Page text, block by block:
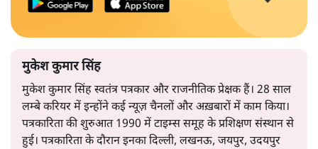
मुकेश कुमार सिंह
मुकेश कुमार सिंह स्वतंत्र पत्रकार और राजनीतिक प्रेक्षक हैं। 28 साल
लम्बे करियर में इन्होंने कई न्यूज़ चैनलों और अख़बारों में काम किया।
पत्रकारिता की शुरुआत 1990 में टाइम्स समूह के प्रशिक्षण संस्थान से
हुई। पत्रकारिता के दौरान इनका दिल्ली, लखनऊ, जयपुर, उदयपुर